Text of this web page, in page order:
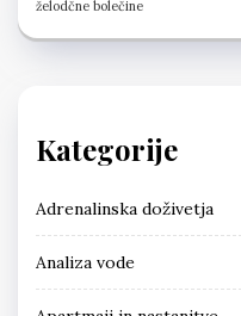
želodčne bolečine
Kategorije
Adrenalinska doživetja
Analiza vode